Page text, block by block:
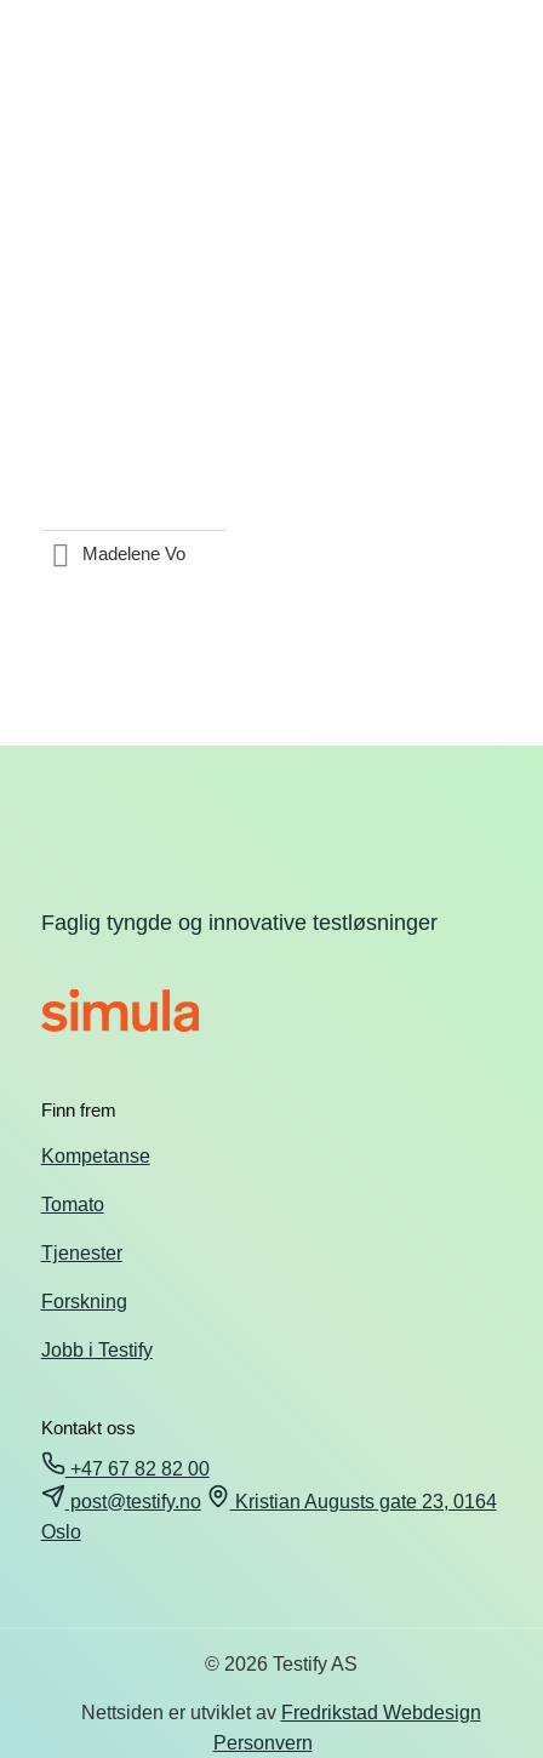
Madelene Vo
Faglig tyngde og innovative testløsninger
Finn frem
Kompetanse
Tomato
Tjenester
Forskning
Jobb i Testify
Kontakt oss
+47 67 82 82 00
post@testify.no
Kristian Augusts gate 23, 0164
Oslo
© 2026 Testify AS
Nettsiden er utviklet av Fredrikstad Webdesign
Personvern